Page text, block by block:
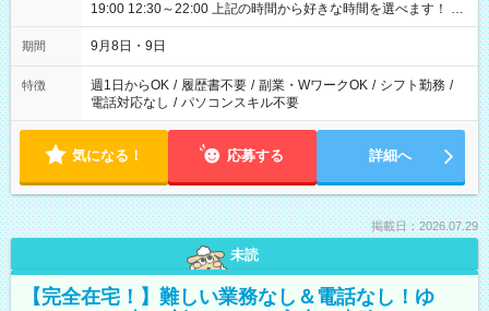
19:00 12:30～22:00 上記の時間から好きな時間を選べます！ ※
時間は変更となる可能性があります
期間 9月8日・9日
特徴 週1日からOK / 履歴書不要 / 副業・WワークOK / シフト勤務 /
電話対応なし / パソコンスキル不要
気になる！ 応募する 詳細へ
掲載日：2026.07.29
未読
【完全在宅！】難しい業務なし＆電話なし！ゆ